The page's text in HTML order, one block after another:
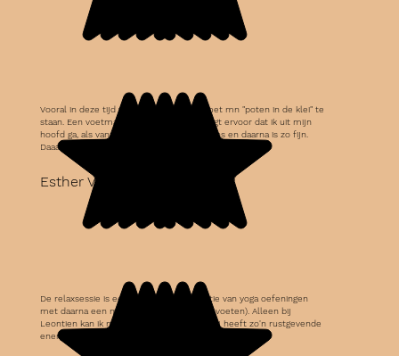
Vooral in deze tijd vergeet ik soms om met mn "poten in de klei" te
staan. Een voetmassage van Leontien zorgt ervoor dat ik uit mijn
hoofd ga, als vanzelf. De ontspanning tijdens en daarna is zo fijn.
Daaaag storende gedachten.
Esther VD.
De relaxsessie is een hele fijne combinatie van yoga oefeningen
met daarna een massage (hoofd, hand of voeten). Alleen bij
Leontien kan ik mij volledig ontspannen. Zij heeft zo'n rustgevende
energie, die voel je!